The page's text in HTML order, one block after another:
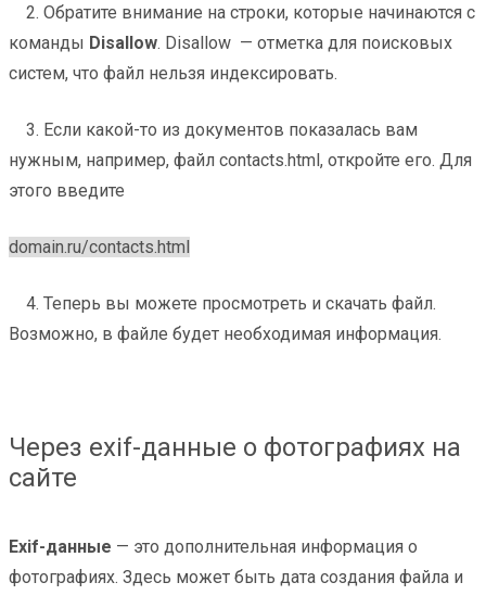
2. Обратите внимание на строки, которые начинаются с
команды Disallow. Disallow — отметка для поисковых
систем, что файл нельзя индексировать.
3. Если какой-то из документов показалась вам
нужным, например, файл contacts.html, откройте его. Для
этого введите
domain.ru/contacts.html
4. Теперь вы можете просмотреть и скачать файл.
Возможно, в файле будет необходимая информация.
Через exif-данные о фотографиях на
сайте
Exif-данные — это дополнительная информация о
фотографиях. Здесь может быть дата создания файла и